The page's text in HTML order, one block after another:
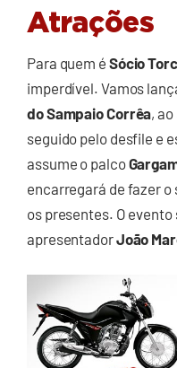
Atrações
Para quem é Sócio
imperdível. Vamos
do Sampaio Corrêa,
seguido pelo desfile e
assume o palco
encarregará de fazer
os presentes. O
apresentadorJoão